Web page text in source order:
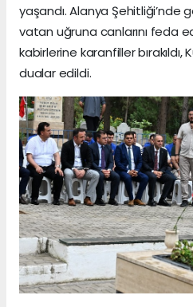
yaşandı. Alanya
vatan uğruna canlarını feda
kabirlerine karanfiller bırakıldı,
dualar edildi.